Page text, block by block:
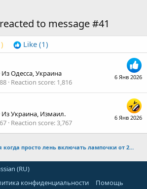
to message #41
Like (1)
6 Янв 2026
ИзОдесса, Украина
Reaction score 1,816
6 Янв 2026
ИзУкраина, Измаил.
Reaction score 3,767
А кто чем освещается когда просто лень включать лампочки от 220 вольт, а? Советы мудрых и бывалых приветствуются.
(RU)
конфиденциальности
Помощь